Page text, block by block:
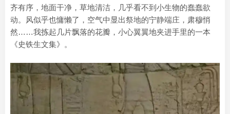
齐有序，地面干净，草地清洁，几乎看不到小生物的蠢蠢欲
动。风似乎也慵懒了，空气中显出祭地的宁静端庄，肃穆悄
然……我拣起几片飘落的花瓣，小心翼翼地夹进手里的一本
《史铁生文集》。